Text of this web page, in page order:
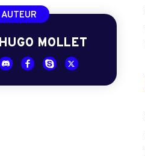
AUTEUR
HUGO MOLLET